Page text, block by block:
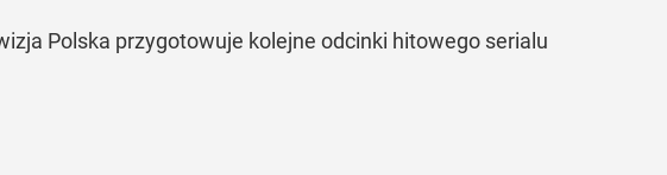
Polska przygotowuje kolejne odcinki hitowego serialu